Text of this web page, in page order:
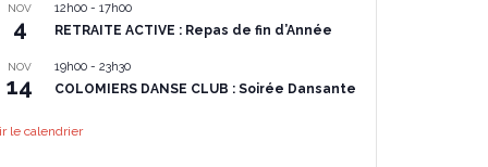
NOV
4
12h00 - 17h00
RETRAITE ACTIVE : Repas de fin d’Année
NOV
14
19h00 - 23h30
COLOMIERS DANSE CLUB : Soirée Dansante
le calendrier